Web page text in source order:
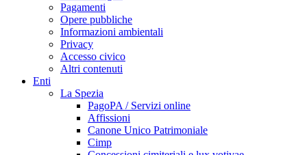
Pagamenti
Opere pubbliche
Informazioni ambientali
Privacy
Accesso civico
Altri contenuti
Enti
La Spezia
PagoPA / Servizi online
Affissioni
Canone Unico Patrimoniale
Cimp